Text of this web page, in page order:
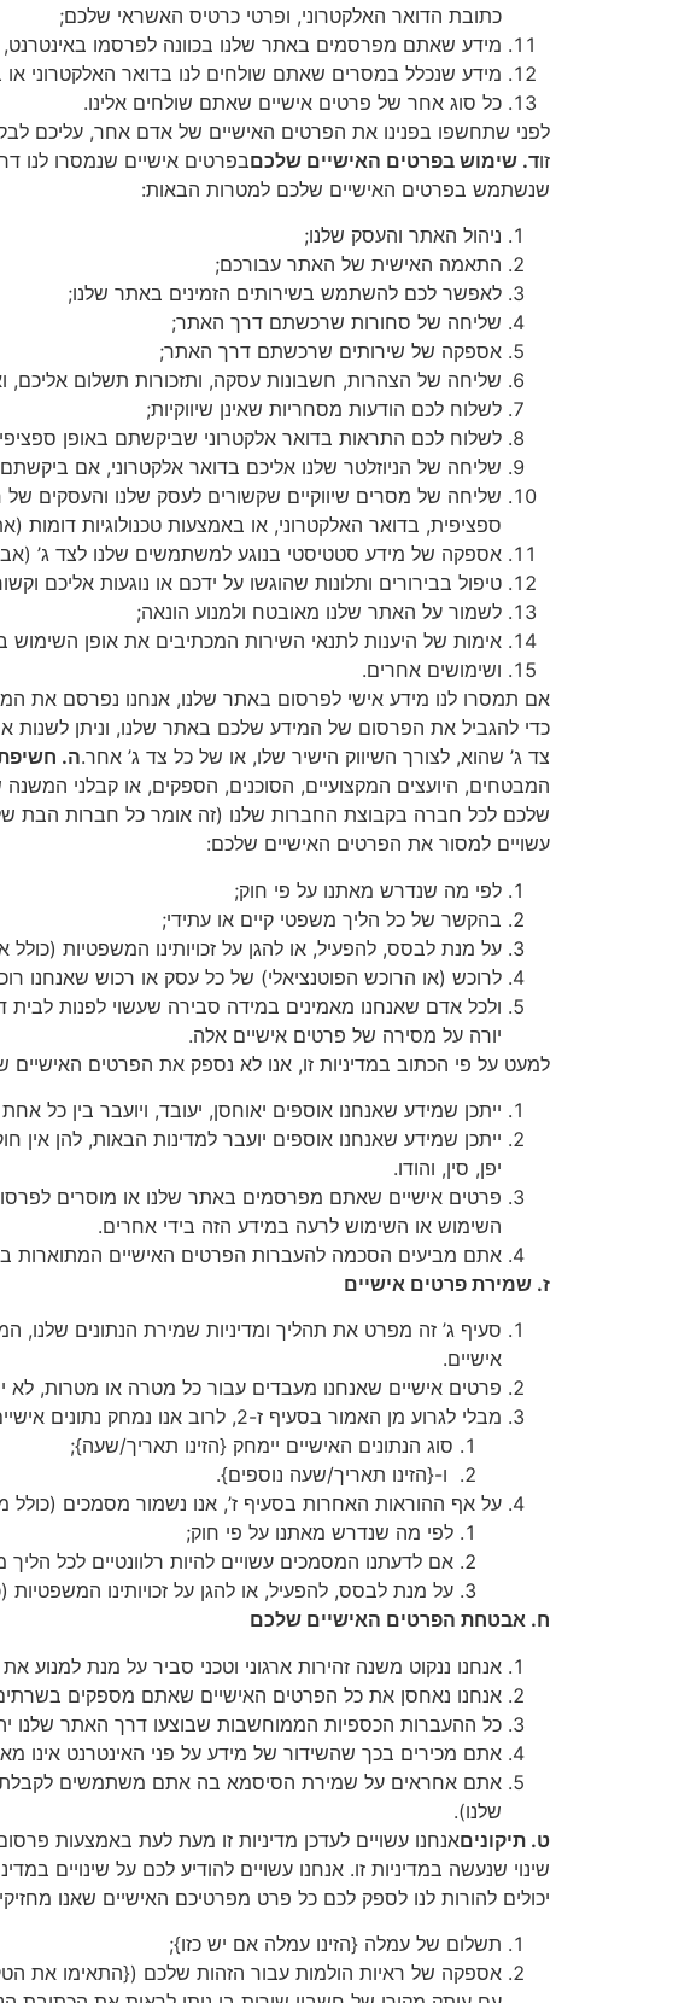
כתובת הדואר האלקטרוני, ופרטי כרטיס האשראי שלכם;
מידע שאתם מפרסמים באתר שלנו בכוונה לפרסמו
מידע שנכלל במסרים שאתם שולחים לנו בדואר האלקטרוני
כל סוג אחר של פרטים אישיים שאתם שולחים אלינו.
לפני שתחשפו בפנינו את הפרטים האישיים של אדם אחר, עליכם
זוד. שימוש בפרטים האישיים שלכםבפרטים אישיים שנמסרו לנו
שנשתמש בפרטים האישיים שלכם למטרות הבאות:
ניהול האתר והעסק שלנו;
התאמה האישית של האתר עבורכם;
לאפשר לכם להשתמש בשירותים הזמינים באתר שלנו;
שליחה של סחורות שרכשתם דרך האתר;
אספקה של שירותים שרכשתם דרך האתר;
שליחה של הצהרות, חשבונות עסקה, ותזכורות תשלום אליכם,
לשלוח לכם הודעות מסחריות שאינן שיווקיות;
לשלוח לכם התראות בדואר אלקטרוני שביקשתם באופן
שליחה של הניוזלטר שלנו אליכם בדואר אלקטרוני, אם
שליחה של מסרים שיווקיים שקשורים לעסק שלנו והעסקים
ספציפית, בדואר האלקטרוני, או באמצעות טכנולוגיות דומות
אספקה של מידע סטטיסטי בנוגע למשתמשים שלנו לצד ג’
טיפול בבירורים ותלונות שהוגשו על ידכם או נוגעות אליכם
לשמור על האתר שלנו מאובטח ולמנוע הונאה;
אימות של היענות לתנאי השירות המכתיבים את אופן
ושימושים אחרים.
אם תמסרו לנו מידע אישי לפרסום באתר שלנו, אנחנו נפרסם את
כדי להגביל את הפרסום של המידע שלכם באתר שלנו, וניתן
צד ג’ שהוא, לצורך השיווק הישיר שלו, או של כל צד ג’ אחר.ה.
המבטחים, היועצים המקצועיים, הסוכנים, הספקים, או קבלני המשנה
שלכם לכל חברה בקבוצת החברות שלנו (זה אומר כל חברות הבת
עשויים למסור את הפרטים האישיים שלכם:
לפי מה שנדרש מאתנו על פי חוק;
בהקשר של כל הליך משפטי קיים או עתידי;
על מנת לבסס, להפעיל, או להגן על זכויותינו המשפטיות
לרוכש (או הרוכש הפוטנציאלי) של כל עסק או רכוש שאנחנו
ולכל אדם שאנחנו מאמינים במידה סבירה שעשוי לפנות
יורה על מסירה של פרטים אישיים אלה.
למעט על פי הכתוב במדיניות זו, אנו לא נספק את הפרטים האישיים
ייתכן שמידע שאנחנו אוספים יאוחסן, יעובד, ויועבר בין
ייתכן שמידע שאנחנו אוספים יועבר למדינות הבאות, להן
יפן, סין, והודו.
פרטים אישיים שאתם מפרסמים באתר שלנו או מוסרים
השימוש או השימוש לרעה במידע הזה בידי אחרים.
אתם מביעים הסכמה להעברות הפרטים האישיים המתוארות
ז. שמירת פרטים אישיים
סעיף ג’ זה מפרט את תהליך ומדיניות שמירת הנתונים שלנו,
אישיים.
פרטים אישיים שאנחנו מעבדים עבור כל מטרה או מטרות,
מבלי לגרוע מן האמור בסעיף ז-2, לרוב אנו נמחק נתונים אישיים הנמצאים בקטגוריות המפורטות מטה בתאריך/שעה המפורטים מטה:
סוג הנתונים האישיים יימחק {הזינו תאריך/שעה};
ו-{הזינו תאריך/שעה נוספים}.
על אף ההוראות האחרות בסעיף ז’, אנו נשמור מסמכים (כולל
לפי מה שנדרש מאתנו על פי חוק;
אם לדעתנו המסמכים עשויים להיות רלוונטיים לכל
על מנת לבסס, להפעיל, או להגן על זכויותינו
ח. אבטחת הפרטים האישיים שלכם
אנחנו ננקוט משנה זהירות ארגוני וטכני סביר על מנת
אנחנו נאחסן את כל הפרטים האישיים שאתם מספקים
כל ההעברות הכספיות הממוחשבות שבוצעו דרך האתר שלנו
אתם מכירים בכך שהשידור של מידע על פני האינטרנט אינו
אתם אחראים על שמירת הסיסמא בה אתם משתמשים לקבלת
שלנו).
ט. תיקוניםאנחנו עשויים לעדכן מדיניות זו מעת לעת באמצעות
שינוי שנעשה במדיניות זו. אנחנו עשויים להודיע לכם על שינויים
יכולים להורות לנו לספק לכם כל פרט מפרטיכם האישיים שאנו
תשלום של עמלה {הזינו עמלה אם יש כזו};
אספקה של ראיות הולמות עבור הזהות שלכם ({התאימו את